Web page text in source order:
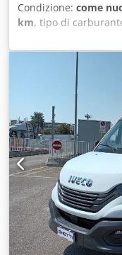
Condizione: come
km, tipo di
,
6 CON ADR
ALZA E BASSA E
AUTOMATICO TERZO
VEICOLO PERFETTO
SEDE Dcedpozrui